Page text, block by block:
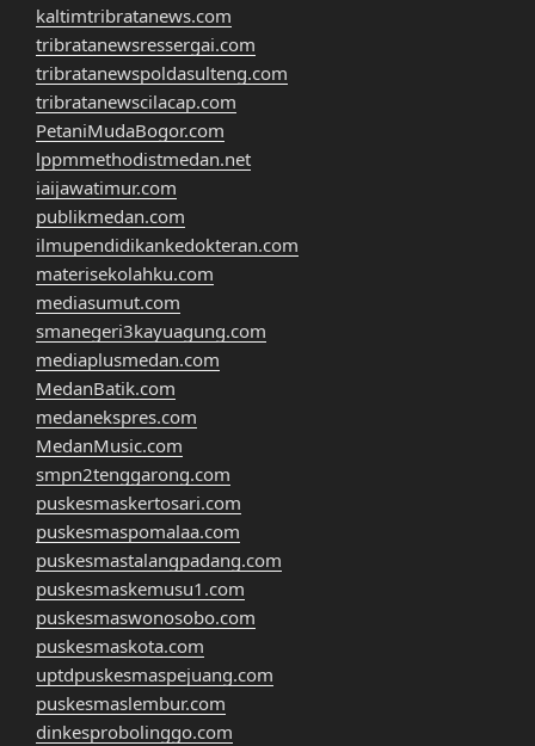
kaltimtribratanews.com
tribratanewsressergai.com
tribratanewspoldasulteng.com
tribratanewscilacap.com
PetaniMudaBogor.com
lppmmethodistmedan.net
iaijawatimur.com
publikmedan.com
ilmupendidikankedokteran.com
materisekolahku.com
mediasumut.com
smanegeri3kayuagung.com
mediaplusmedan.com
MedanBatik.com
medanekspres.com
MedanMusic.com
smpn2tenggarong.com
puskesmaskertosari.com
puskesmaspomalaa.com
puskesmastalangpadang.com
puskesmaskemusu1.com
puskesmaswonosobo.com
puskesmaskota.com
uptdpuskesmaspejuang.com
puskesmaslembur.com
dinkesprobolinggo.com